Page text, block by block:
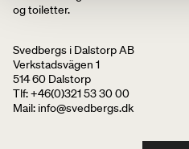
og toiletter.
Svedbergs i Dalstorp AB
Verkstadsvägen 1
514 60 Dalstorp
Tlf: +46(0)321 53 30 00
Mail: info@svedbergs.dk